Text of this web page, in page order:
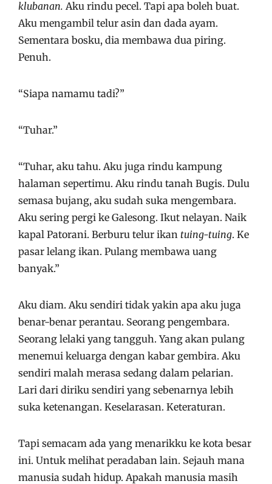
klubanan. Aku rindu pecel. Tapi apa boleh buat.
Aku mengambil telur asin dan dada ayam.
Sementara bosku, dia membawa dua piring.
Penuh.
“Siapa namamu tadi?”
“Tuhar.”
“Tuhar, aku tahu. Aku juga rindu kampung
halaman sepertimu. Aku rindu tanah Bugis. Dulu
semasa bujang, aku sudah suka mengembara.
Aku sering pergi ke Galesong. Ikut nelayan. Naik
kapal Patorani. Berburu telur ikan tuing-tuing. Ke
pasar lelang ikan. Pulang membawa uang
banyak.”
Aku diam. Aku sendiri tidak yakin apa aku juga
benar-benar perantau. Seorang pengembara.
Seorang lelaki yang tangguh. Yang akan pulang
menemui keluarga dengan kabar gembira. Aku
sendiri malah merasa sedang dalam pelarian.
Lari dari diriku sendiri yang sebenarnya lebih
suka ketenangan. Keselarasan. Keteraturan.
Tapi semacam ada yang menarikku ke kota besar
ini. Untuk melihat peradaban lain. Sejauh mana
manusia sudah hidup. Apakah manusia masih